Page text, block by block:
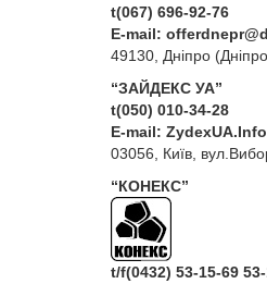
t(067) 696-92-76
E‑mail:
49130, Дніпро
“ЗАЙДЕКС УА”
t(050) 010-34-28
E‑mail:
03056, Київ,
“КОНЕКС”
t/f(0432) 53-15-69